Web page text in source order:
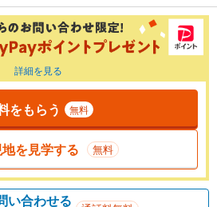
詳細を見る
をもらう 無料
を見学する 無料
い合わせる